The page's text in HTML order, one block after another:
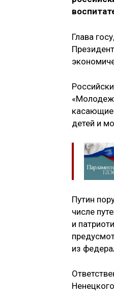
Глава
детей и
Путин
числе
и
из